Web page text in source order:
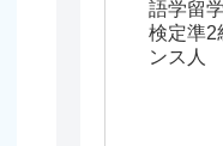
語学留
検定準2
ンス人